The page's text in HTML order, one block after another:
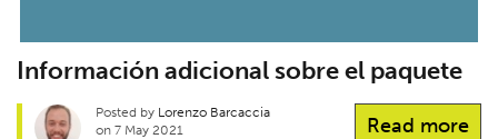
Información adicional sobre el paquete
Read more
Posted by Lorenzo Barcaccia
on 7 May 2021